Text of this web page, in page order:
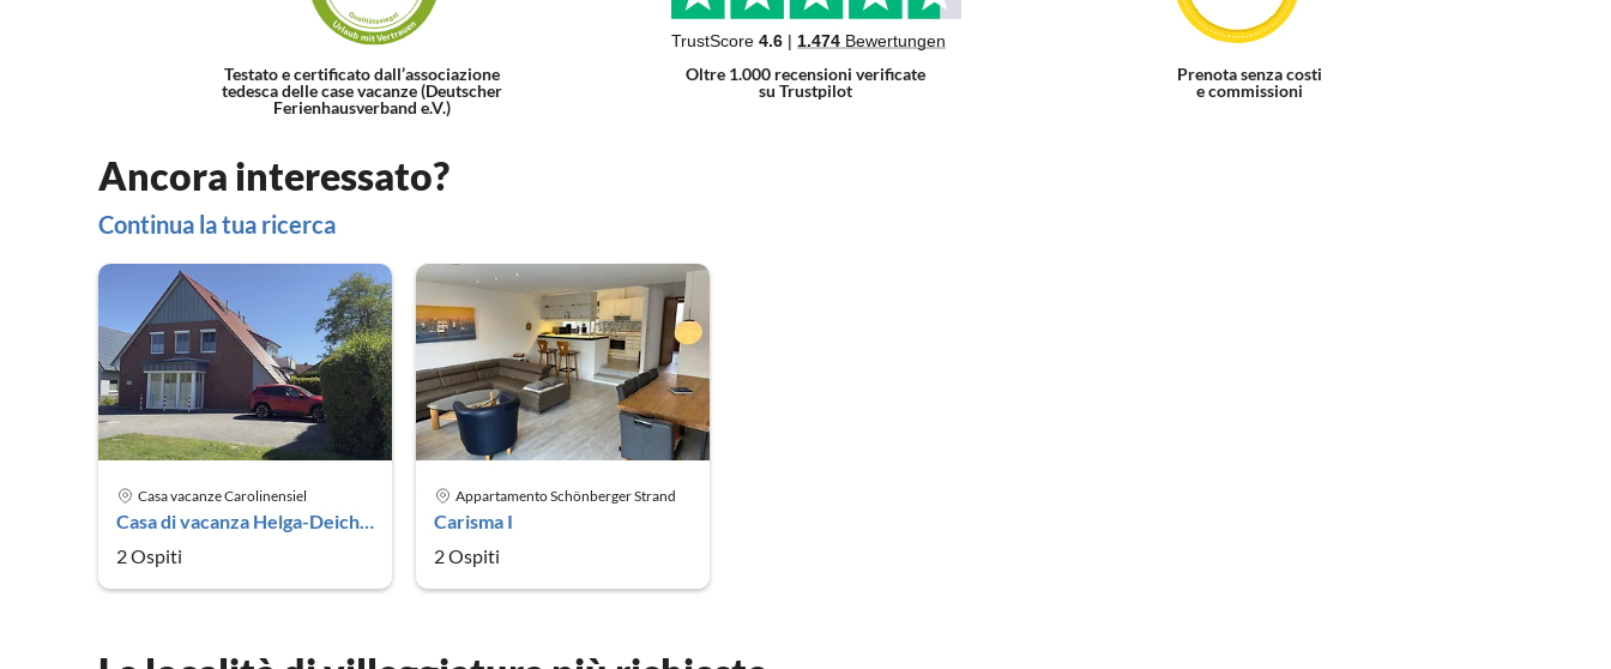
Testato e certificato dall’associazione
tedesca delle case vacanze (Deutscher
Ferienhausverband e.V.)
Oltre 1.000 recensioni verificate
su Trustpilot
Prenota senza costi
e commissioni
Ancora interessato?
Continua la tua ricerca
Casa vacanze Carolinensiel
Casa di vacanza Helga-Deichstraße
2 Ospiti
Appartamento Schönberger Strand
Carisma I
2 Ospiti